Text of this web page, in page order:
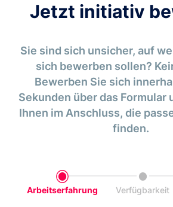
Jetzt initiativ
Sie sind sich unsicher, auf
sich bewerben sollen?
Bewerben Sie sich
Sekunden über das Formular
Ihnen im Anschluss, die
finden.